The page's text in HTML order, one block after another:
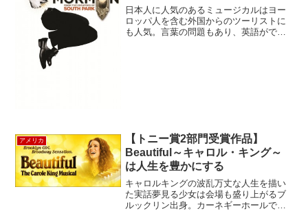
「旬」なミュージカル！！”
日本人に人気のあるミュージカルはヨー
ロッパ人を含む外国からのツーリストに
も人気。言葉の問題もあり、英語ができ
アメリカ
【トニー賞2部門受賞作品】
Beautiful～キャロル・キング～
は人生を豊かにする
キャロルキングの波乱万丈な人生を描い
た実話夢見る少女は会場も盛り上がるブ
ルックリン出身。カーネギーホールで演